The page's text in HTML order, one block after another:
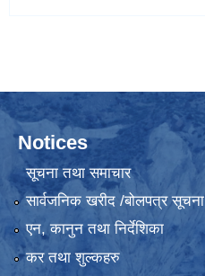
Notices
सूचना तथा समाचार
सार्वजनिक खरीद /बोलपत्र सूचना
एन, कानुन तथा निर्देशिका
कर तथा शुल्कहरु